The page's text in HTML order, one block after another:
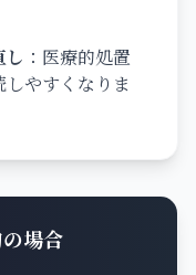
し ： 医療的処置
やすくなりま
場合